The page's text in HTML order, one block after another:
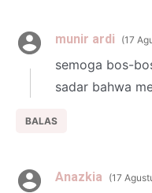
munir ardi 17
semoga bos-
sadar bahwa
BALAS
Anazkia 17